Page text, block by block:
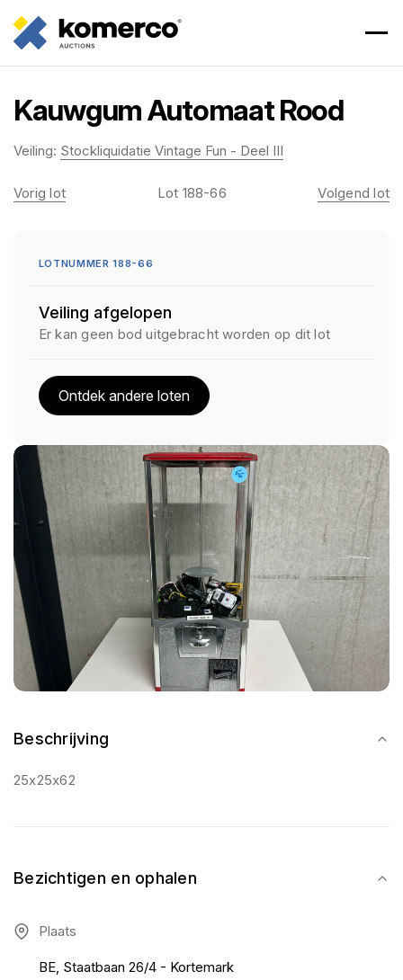
Kauwgum Automaat Rood
Veiling: Stockliquidatie Vintage Fun - Deel III
Beschrijving
25x25x62
Bezichtigen en ophalen
Plaats
BE, Staatbaan 26/4 - Kortemark
Vorig lot Lot 188-66 Volgend lot
LOTNUMMER 188-66
Veiling afgelopen
Er kan geen bod uitgebracht worden op dit lot
Ontdek andere loten